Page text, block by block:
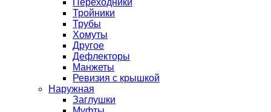
Переходники
Тройники
Трубы
Хомуты
Другое
Дефлекторы
Манжеты
Ревизия с крышкой
Наружная
Заглушки